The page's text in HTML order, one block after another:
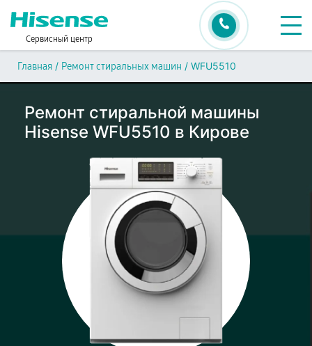
Сервисный центр
Главная / Ремонт стиральных машин / WFU5510
Ремонт стиральной машины
Hisense WFU5510 в Кирове